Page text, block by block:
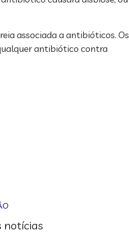
associada a antibióticos. Os
antibiótico contra
notícias